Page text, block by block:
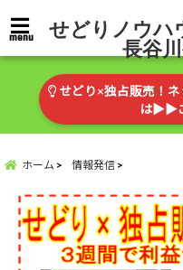
menu せどりノウハ
長谷
せどり×独占販売！
は▶︎▶︎
ホーム 情報発信